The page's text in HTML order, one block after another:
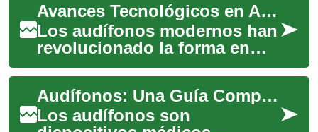
Avances Tecnológicos en Audífonos: Una Guía Completa para Mejorar tu Audición
Los audífonos modernos han
revolucionado la forma en
que las personas con pérdida
auditiva experimentan el
mundo. Est...
Audífonos: Una Guía Completa para Mejorar tu Audición
Los audífonos son